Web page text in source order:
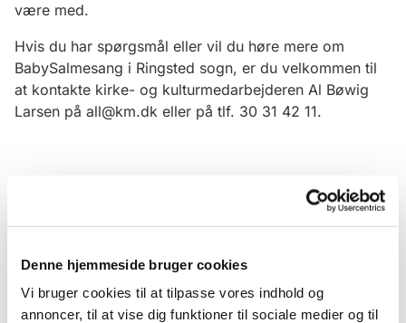
Denne hjemmeside bruger cookies
Vi bruger cookies til at tilpasse vores indhold og
annoncer, til at vise dig funktioner til sociale medier og til
være med.
Hvis du har spørgsmål eller vil du høre mere om
BabySalmesang i Ringsted sogn, er du velkommen til
at kontakte kirke- og kulturmedarbejderen Al Bøwig
Larsen på all@km.dk eller på tlf. 30 31 42 11.